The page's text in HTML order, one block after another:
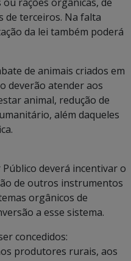
de terceiros. Na falta
da lei também poderá
de animais criados em
deverão atender aos
animal, redução de
além daqueles
deverá incentivar o
de outros instrumentos
orgânicos de
a esse sistema.
concedidos:
produtores rurais, aos